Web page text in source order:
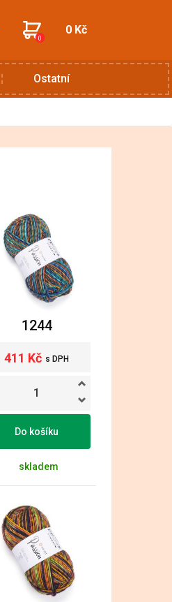
0
0 Kč
Ostatní
1244
411 Kč s DPH
Do košíku
skladem